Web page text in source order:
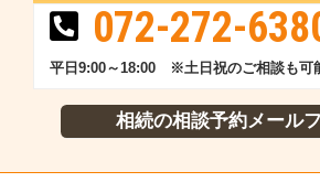
072-272-
平日9:00～18:00 ※土日祝のご相談も可
相続の相談予約メール